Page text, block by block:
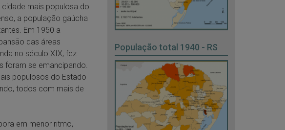
mais populosa do
a população gaúcha
Em 1950 a
das áreas
no século XIX, fez
foram se emancipando.
populosos do Estado
todos com mais de
em menor ritmo,
População total 1940 - RS